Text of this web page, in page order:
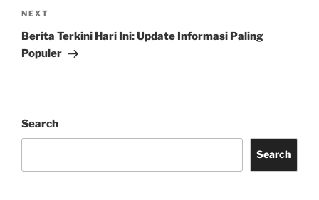
Next
Post
NEXT
Berita Terkini Hari Ini: Update Informasi Paling
Populer
Search
Search